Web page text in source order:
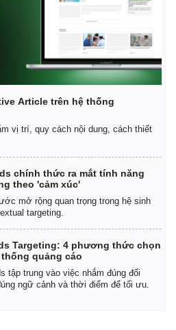
Article trên hệ thống
vị trí, quy cách nội dung, cách thiết
chính thức ra mắt tính năng
theo 'cảm xúc'
mở rộng quan trọng trong hệ sinh
targeting.
Targeting: 4 phương thức chọn
quảng cáo
tập trung vào việc nhắm đúng đối
ngữ cảnh và thời điểm để tối ưu.